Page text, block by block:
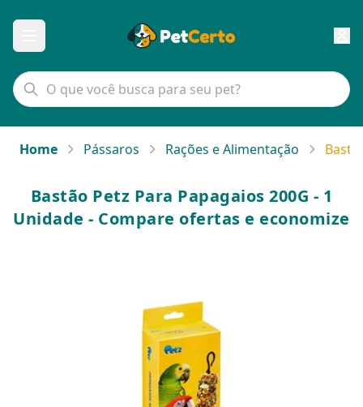
Home Pássaros Rações e Alimentação
Bastão Petz Para Papagaios 200G - 1
Unidade - Compare ofertas e economize